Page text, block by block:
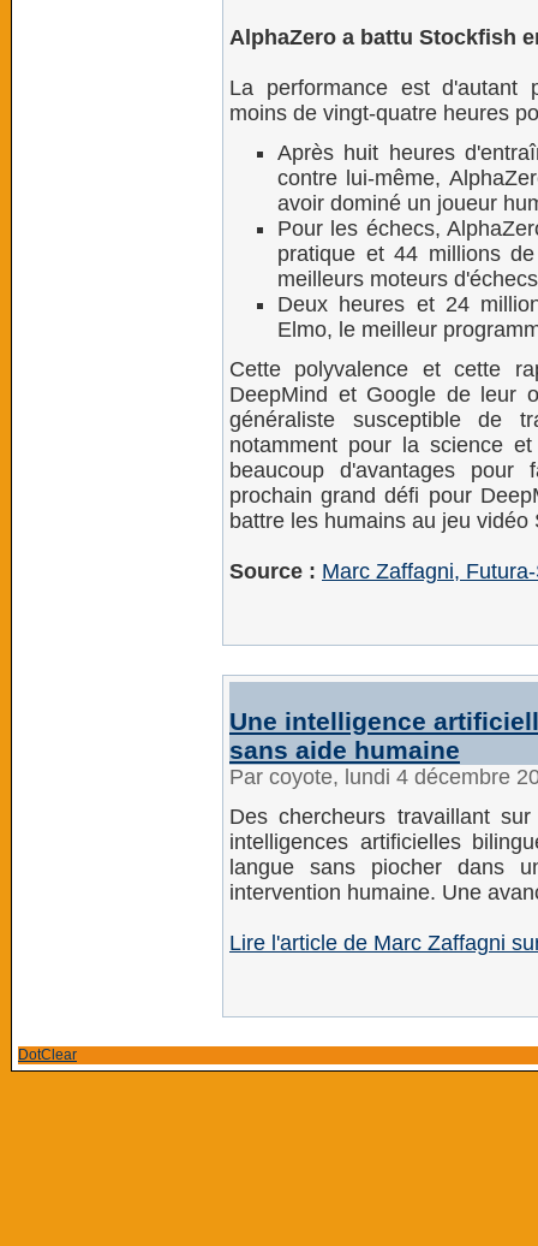
AlphaZero a battu Stockfish
La performance est d'autant
moins de vingt-quatre heures
Après huit heures
contre lui-même,
avoir dominé un joueur
Pour les échecs,
pratique et 44 millions
meilleurs moteurs
Deux heures et 24
Elmo, le meilleur
Cette polyvalence et cette
DeepMind et Google de leur
généraliste susceptible de
notamment pour la science
beaucoup d'avantages
prochain grand défi pour
battre les humains au jeu vidéo
Source : Marc Zaffagni,
Une intelligence
sans aide humaine
Par coyote, lundi 4 décembre
Des chercheurs travaillant
intelligences artificielles
langue sans piocher dans
intervention humaine. Une
Lire l'article de Marc Zaffagni
DotClear